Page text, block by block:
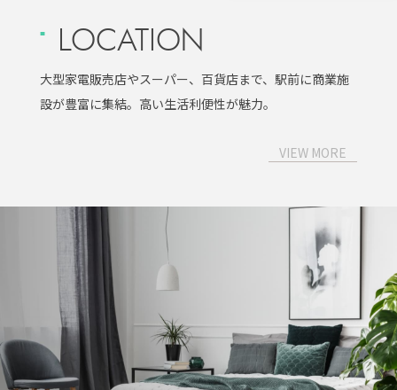
LOCATION
大型家電販売店やスーパー、百貨店まで、駅前に商業施
設が豊富に集結。高い生活利便性が魅力。
VIEW MORE